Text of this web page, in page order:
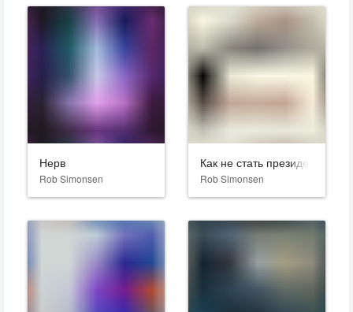
Нерв
Rob Simonsen
Как не стать президентом
Rob Simonsen